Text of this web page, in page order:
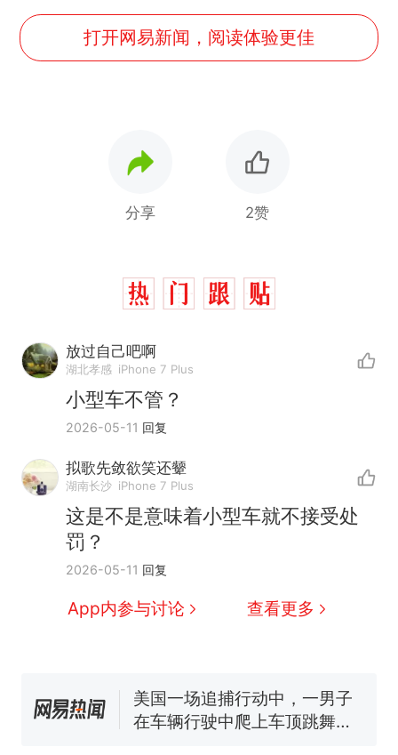
打开网易新闻，阅读体验更佳
分享 2赞
放过自己吧啊
湖北孝感 iPhone 7 Plus
小型车不管？
2026-05-11 回复
拟歌先敛欲笑还颦
湖南长沙 iPhone 7 Plus
这是不是意味着小型车就不接受处
罚？
2026-05-11 回复
App内参与讨论 查看更多
哥士兵搬起大石块投向移民引
争议，此前一天内数万人从摩
洛哥涌入西班牙
新 费大厨“全国小炒肉大王”称
140多朵
美国一场追捕行动中，一男子
在车辆行驶中爬上车顶跳舞。